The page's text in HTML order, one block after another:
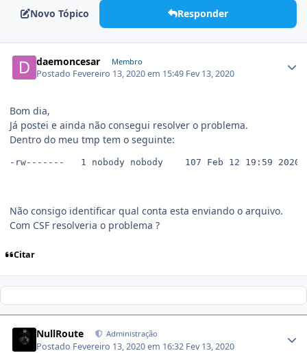
Novo Tópico Responder
daemoncesar Membro
Postado Fevereiro 13, 2020 em 15:49 Fev 13, 2020
Bom dia,
Já postei e ainda não consegui resolver o problema.
Dentro do meu tmp tem o seguinte:
-rw-------   1 nobody nobody    107 Feb 12 19:59
Não consigo identificar qual conta esta enviando o arquivo.
Com CSF resolveria o problema ?
Citar
NullRoute Administração
Postado Fevereiro 13, 2020 em 16:32 Fev 13, 2020